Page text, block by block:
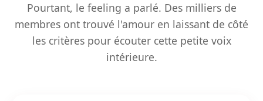
Pourtant, le feeling a parlé. Des milliers de
membres ont trouvé l'amour en laissant de côté
les critères pour écouter cette petite voix
intérieure.